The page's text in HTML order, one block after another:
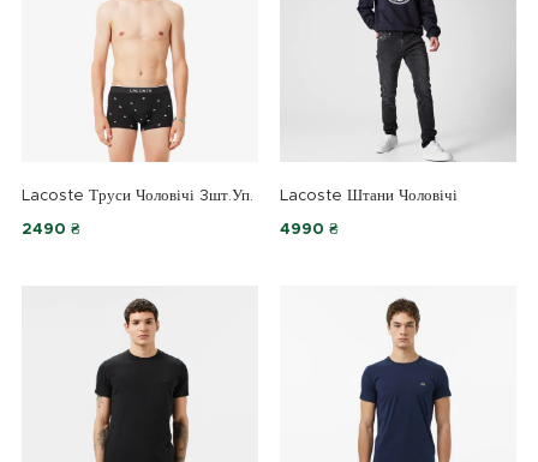
Lacoste Труси Чоловічі 3шт.уп.
2490 ₴
Lacoste Штани Чоловічі
4990 ₴